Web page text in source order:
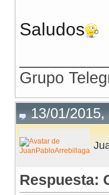
Saludos
Grupo
13/01/2015,
Respuesta: